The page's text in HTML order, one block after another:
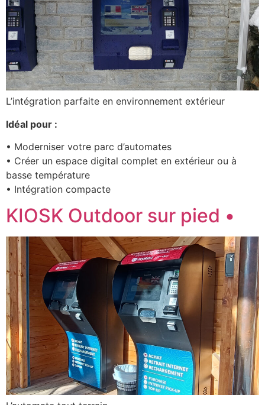
L’intégration parfaite en environnement extérieur
Idéal pour :
• Moderniser votre parc d’automates
• Créer un espace digital complet en extérieur ou à
basse température
• Intégration compacte
KIOSK Outdoor sur pied •